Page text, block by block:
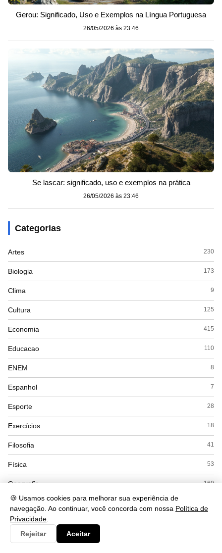
🍪 Usamos cookies para melhorar sua experiência de
navegação. Ao continuar, você concorda com nossa Política de
Privacidade
Rejeitar
Aceitar
Gerou: Significado, Uso e Exemplos na Língua Portuguesa
26/05/2026 às 23:46
Se lascar: significado, uso e exemplos na prática
26/05/2026 às 23:46
Categorias
Artes 230
Biologia 173
Clima 9
Cultura 125
Economia 415
Educacao 110
ENEM 8
Espanhol 7
Esporte 28
Exercícios 18
Filosofia 41
Física 53
Geografia 169
Gramática
História
Inglês